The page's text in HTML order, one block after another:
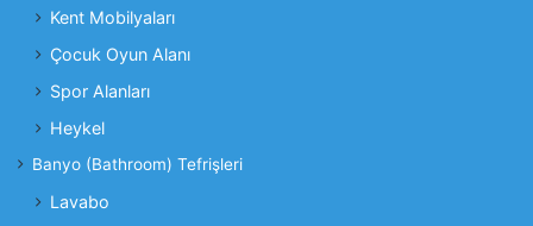
Kent Mobilyaları
Çocuk Oyun Alanı
Spor Alanları
Heykel
Banyo (Bathroom) Tefrişleri
Lavabo